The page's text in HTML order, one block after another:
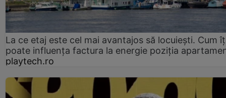
La ce etaj este cel mai avantajos să locuiești. Cum
poate influența factura la energie poziția
playtech.ro